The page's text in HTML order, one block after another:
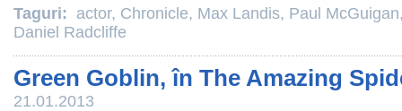
Taguri: actor, Chronicle, Max Landis, Paul McGuigan
Daniel Radcliffe
Green Goblin, în The Amazing
21.01.2013